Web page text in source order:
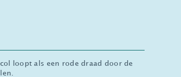
loopt als een rode draad door de